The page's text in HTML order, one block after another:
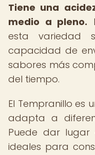
Tiene una
medio a pleno.
esta variedad
capacidad de
sabores más
del tiempo.
El Tempranillo es
adapta a
Puede dar lugar
ideales para